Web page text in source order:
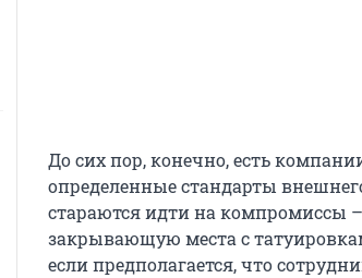
До сих пор, конечно, есть
определенные стандарты
стараются идти на компромиссы
закрывающую места с
если предполагается, что